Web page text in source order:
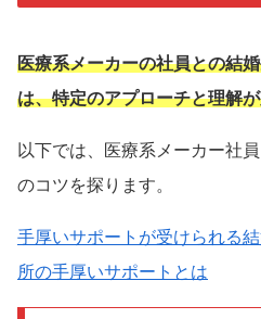
医療系メーカーの社員との結
は、特定のアプローチと理解
以下では、医療系メーカー社
のコツを探ります。
手厚いサポートが受けられる
所の手厚いサポートとは